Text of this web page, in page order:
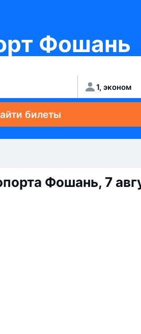
Фошань
1, эконом
билеты
Фошань, 7